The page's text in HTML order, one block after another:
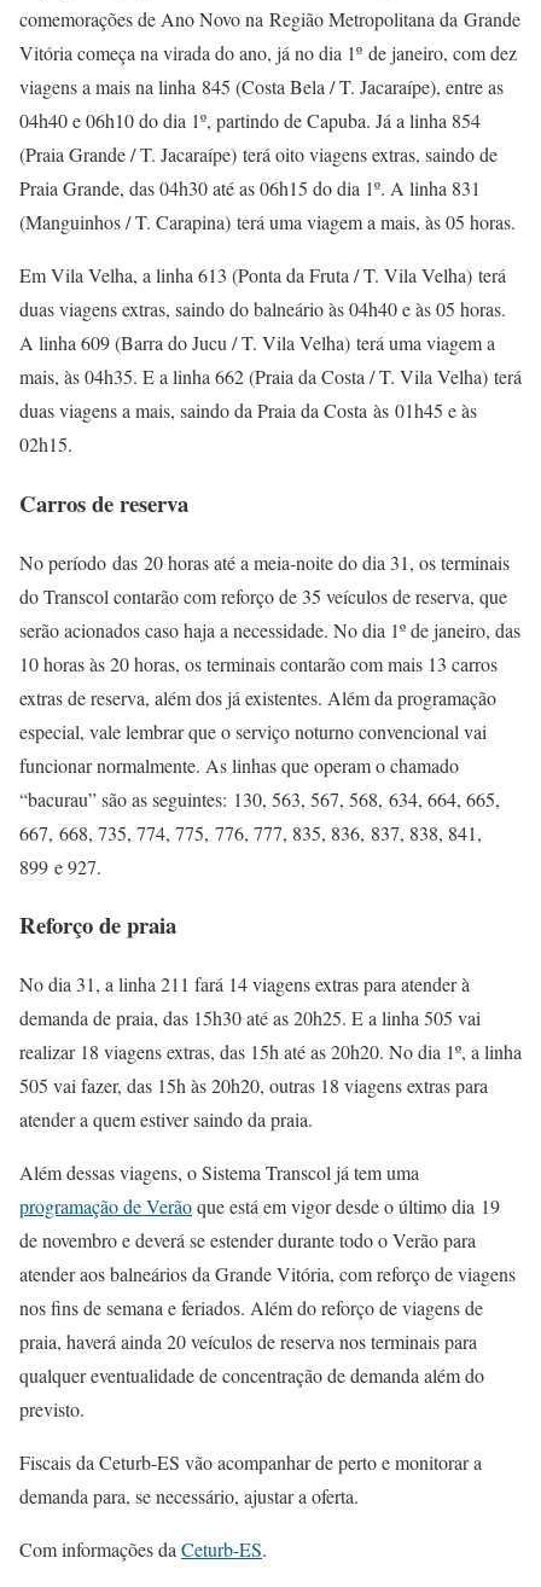
comemorações de Ano Novo na Região Metropolitana da Grande
Vitória começa na virada do ano, já no dia 1º de janeiro, com dez
viagens a mais na linha 845 (Costa Bela / T. Jacaraípe), entre as
04h40 e 06h10 do dia 1º, partindo de Capuba. Já a linha 854
(Praia Grande / T. Jacaraípe) terá oito viagens extras, saindo de
Praia Grande, das 04h30 até as 06h15 do dia 1º. A linha 831
(Manguinhos / T. Carapina) terá uma viagem a mais, às 05 horas.
Em Vila Velha, a linha 613 (Ponta da Fruta / T. Vila Velha) terá
duas viagens extras, saindo do balneário às 04h40 e às 05 horas.
A linha 609 (Barra do Jucu / T. Vila Velha) terá uma viagem a
mais, às 04h35. E a linha 662 (Praia da Costa / T. Vila Velha) terá
duas viagens a mais, saindo da Praia da Costa às 01h45 e às
02h15.
Carros de reserva
No período das 20 horas até a meia-noite do dia 31, os terminais
do Transcol contarão com reforço de 35 veículos de reserva, que
serão acionados caso haja a necessidade. No dia 1º de janeiro, das
10 horas às 20 horas, os terminais contarão com mais 13 carros
extras de reserva, além dos já existentes. Além da programação
especial, vale lembrar que o serviço noturno convencional vai
funcionar normalmente. As linhas que operam o chamado
“bacurau” são as seguintes: 130, 563, 567, 568, 634, 664, 665,
667, 668, 735, 774, 775, 776, 777, 835, 836, 837, 838, 841,
899 e 927.
Reforço de praia
No dia 31, a linha 211 fará 14 viagens extras para atender à
demanda de praia, das 15h30 até as 20h25. E a linha 505 vai
realizar 18 viagens extras, das 15h até as 20h20. No dia 1º, a linha
505 vai fazer, das 15h às 20h20, outras 18 viagens extras para
atender a quem estiver saindo da praia.
Além dessas viagens, o Sistema Transcol já tem uma
programação de Verãoque está em vigor desde o último dia 19
de novembro e deverá se estender durante todo o Verão para
atender aos balneários da Grande Vitória, com reforço de viagens
nos fins de semana e feriados. Além do reforço de viagens de
praia, haverá ainda 20 veículos de reserva nos terminais para
qualquer eventualidade de concentração de demanda além do
previsto.
Fiscais da Ceturb-ES vão acompanhar de perto e monitorar a
demanda para, se necessário, ajustar a oferta.
Com informações da Ceturb-ES.